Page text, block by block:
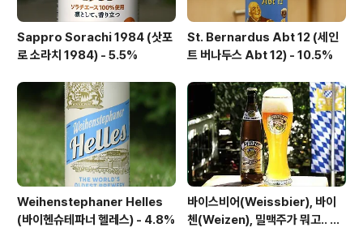
Sappro Sorachi 1984 (삿포
로 소라치 1984) - 5.5%
St. Bernardus Abt 12 (세인
트 버나두스 Abt 12) - 10.5%
Weihenstephaner Helles
(바이헨슈테파너 헬레스) - 4.8%
바이스비어(Weissbier), 바이
첸(Weizen), 밀맥주가 뭐고.. 무